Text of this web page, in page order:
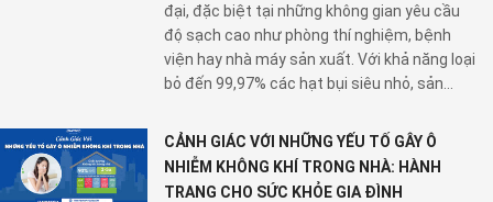
đại, đặc biệt tại những không gian yêu cầu
độ sạch cao như phòng thí nghiệm, bệnh
viện hay nhà máy sản xuất. Với khả năng loại
bỏ đến 99,97% các hạt bụi siêu nhỏ, sản...
CẢNH GIÁC VỚI NHỮNG YẾU TỐ GÂY Ô
NHIỄM KHÔNG KHÍ TRONG NHÀ: HÀNH
TRANG CHO SỨC KHỎE GIA ĐÌNH